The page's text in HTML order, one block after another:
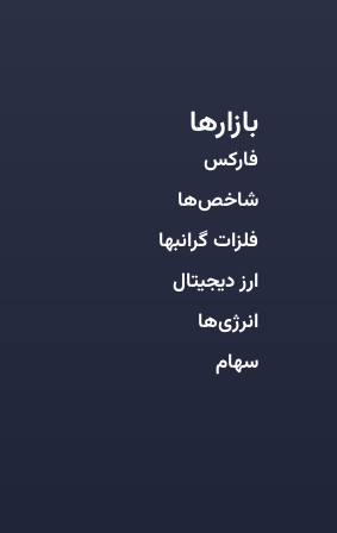
بازارها
فارکس
شاخص‌ها
فلزات گرانبها
ارز دیجیتال
انرژی‌ها
سهام